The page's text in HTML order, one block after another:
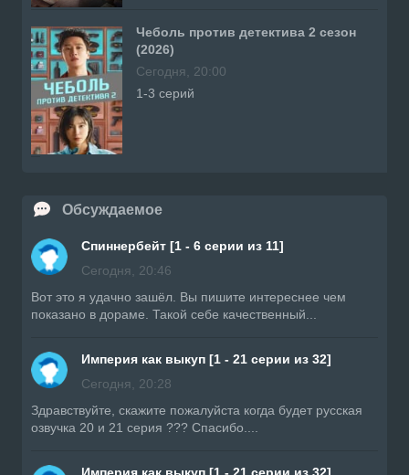
Чеболь против детектива 2 сезон
(2026)
Сегодня, 20:00
1-3 серий
Обсуждаемое
Спиннербейт [1 - 6 серии из 11]
Сегодня, 20:46
Вот это я удачно зашёл. Вы пишите интереснее чем
показано в дораме. Такой себе качественный...
Империя как выкуп [1 - 21 серии из 32]
Сегодня, 20:28
Здравствуйте, скажите пожалуйста когда будет русская
озвучка 20 и 21 серия ??? Спасибо....
Империя как выкуп [1 - 21 серии из 32]